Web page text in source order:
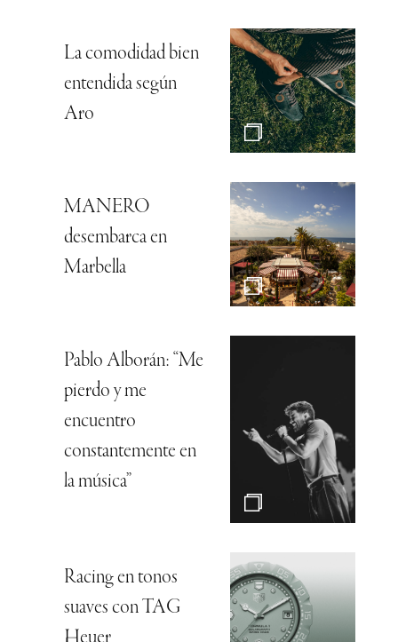
La comodidad bien
entendida según
Aro
MANERO
desembarca en
Marbella
Pablo Alborán: “Me
pierdo y me
encuentro
constantemente en
la música”
Racing en tonos
suaves con TAG